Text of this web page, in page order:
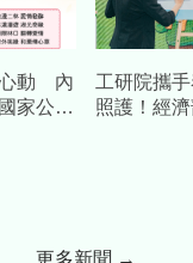
心動 內
家公
工研院攜
照護！經
更多新聞 →